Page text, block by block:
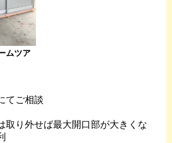
ムツア
てご相談
取り外せば最大開口部が大きくな